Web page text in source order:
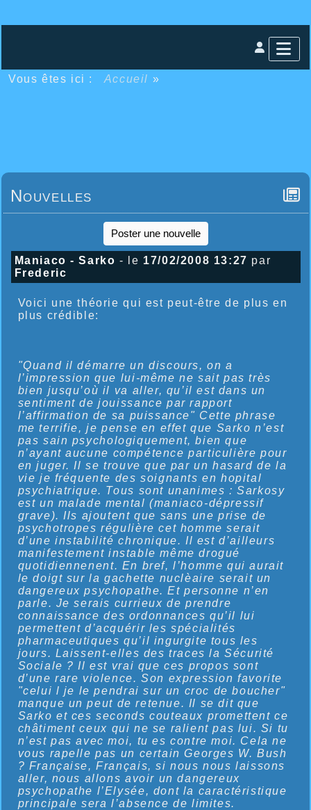
Vous êtes ici : Accueil »
Nouvelles
Poster une nouvelle
Maniaco - Sarko - le 17/02/2008 13:27 par
Frederic
Voici une théorie qui est peut-être de plus en
plus crédible:
"Quand il démarre un discours, on a
l’impression que lui-même ne sait pas très
bien jusqu’où il va aller, qu’il est dans un
sentiment de jouissance par rapport
l’affirmation de sa puissance" Cette phrase
me terrifie, je pense en effet que Sarko n’est
pas sain psychologiquement, bien que
n’ayant aucune compétence particulière pour
en juger. Il se trouve que par un hasard de la
vie je fréquente des soignants en hopital
psychiatrique. Tous sont unanimes : Sarkosy
est un malade mental (maniaco-dépressif
grave). Ils ajoutent que sans une prise de
psychotropes régulière cet homme serait
d’une instabilité chronique. Il est d’ailleurs
manifestement instable même drogué
quotidiennenent. En bref, l’homme qui aurait
le doigt sur la gachette nuclèaire serait un
dangereux psychopathe. Et personne n’en
parle. Je serais currieux de prendre
connaissance des ordonnances qu’il lui
permettent d’acquérir les spécialités
pharmaceutiques qu’il ingurgite tous les
jours. Laissent-elles des traces la Sécurité
Sociale ? Il est vrai que ces propos sont
d’une rare violence. Son expression favorite
"celui l je le pendrai sur un croc de boucher"
manque un peut de retenue. Il se dit que
Sarko et ces seconds couteaux promettent ce
châtiment ceux qui ne se ralient pas lui. Si tu
n’est pas avec moi, tu es contre moi. Cela ne
vous rapelle pas un certain Georges W. Bush
? Française, Français, si nous nous laissons
aller, nous allons avoir un dangereux
psychopathe l’Elysée, dont la caractéristique
principale sera l’absence de limites.